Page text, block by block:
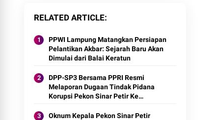
RELATED ARTICLE
PPWI Lampung Matangkan Persiapan
Pelantikan Akbar: Sejarah Baru Akan
Dimulai dari Balai Keratun
DPP-SP3 Bersama PPRI Resmi
Melaporan Dugaan Tindak Pidana
Korupsi Pekon Sinar Petir Ke
Oknum Kepala Pekon Sinar Petir